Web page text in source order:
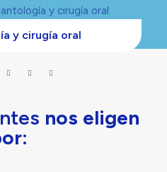
y cirugía oral
nos eligen